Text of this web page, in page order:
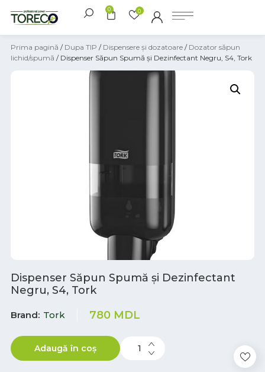
0 0
Prima pagină / Dupa TIP / Dispensere și dozatoare / Dozator săpun
lichid/spumă / Dispenser Săpun Spumă și Dezinfectant Negru, S4, Tork
Dispenser Săpun Spumă și Dezinfectant
Negru, S4, Tork
Brand Tork 780 MDL
Adaugă în coș